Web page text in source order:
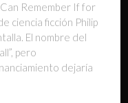
Remember If for
ciencia ficción Philip
El nombre del
pero
dejaría